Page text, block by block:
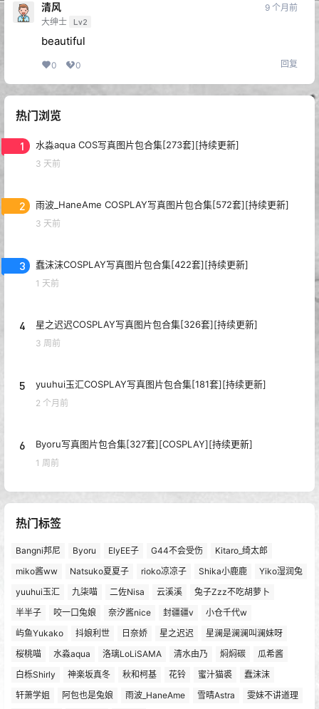
清风
大绅士 Lv2
9 个月前
beautiful
0 0 回复
热门浏览
1 水淼aqua COS写真图片包合集[273套][持续更新]
3 天前
2 雨波_HaneAme COSPLAY写真图片包合集[572套][持续更新]
3 天前
3 蠢沫沫COSPLAY写真图片包合集[422套][持续更新]
1 天前
4 星之迟迟COSPLAY写真图片包合集[326套][持续更新]
3 周前
5 yuuhui玉汇COSPLAY写真图片包合集[181套][持续更新]
2 个月前
6 Byoru写真图片包合集[327套][COSPLAY][持续更新]
1 周前
热门标签
Bangni邦尼 Byoru ElyEE子 G44不会受伤
Kitaro_绮太郎
miko酱ww
Natsuko夏夏子 rioko凉凉子 Shika小鹿鹿
Yiko湿润兔
yuuhui玉汇
九柒喵 二佐Nisa 云溪溪
兔子Zzz不吃胡萝卜
半半子
咬一口兔娘 奈汐酱nice 封疆疆v
小仓千代w
屿鱼Yukako
抖娘利世 日奈娇 星之迟迟
星澜是澜澜叫澜妹呀
桜桃喵
水淼aqua 洛璃LoLiSAMA 清水由乃 焖焖碳
瓜希酱
白栎Shirly
神楽坂真冬 秋和柯基 花铃 蜜汁猫裘
蠢沫沫
轩萧学姐
阿包也是兔娘 雨波_HaneAme 雪晴Astra 雯妹不讲道理